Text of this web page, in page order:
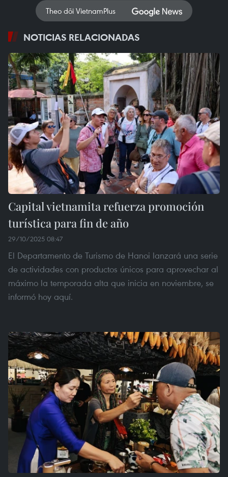
Theo dõi VietnamPlus
NOTICIAS RELACIONADAS
Capital vietnamita refuerza promoción
turística para fin de año
29/10/2025 08:47
El Departamento de Turismo de Hanoi lanzará una serie
de actividades con productos únicos para aprovechar al
máximo la temporada alta que inicia en noviembre, se
informó hoy aquí.